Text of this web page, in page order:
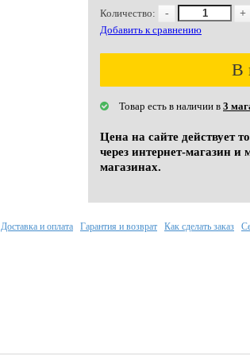
Количество: -
+
Добавить к сравнению
В
Товар есть в наличии в 3
Цена на сайте действует
через интернет-магазин и
магазинах.
Доставка и оплата Гарантия и возврат Как сделать заказ